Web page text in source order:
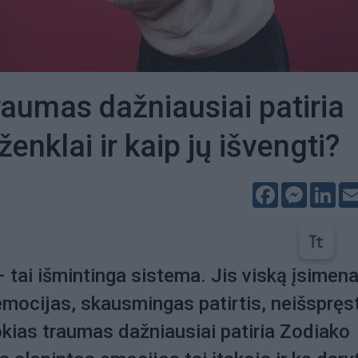
dažniausiai patiria
ir kaip jų išvengti?
Facebook
tai išmintinga sistema. Jis viską
skausmingas patirtis,
traumas dažniausiai patiria Zodiako